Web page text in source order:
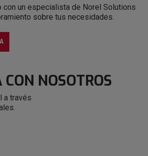
con un especialista de Norel Solutions
sobre tus necesidades.
CON NOSOTROS
a través